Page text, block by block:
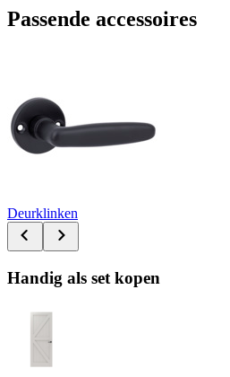
Passende accessoires
Deurklinken
Handig als set kopen